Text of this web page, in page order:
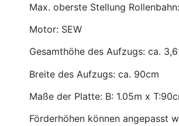
Max. oberste Stellung
Motor: SEW
Gesamthöhe des Aufzugs: ca.
Breite des Aufzugs: ca. 90cm
Maße der Platte: B: 1.05m x
Förderhöhen können angepasst